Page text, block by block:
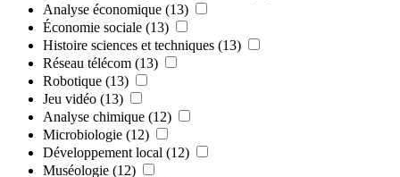
Analyse économique (13)
Économie sociale (13)
Histoire sciences et techniques (13)
Réseau télécom (13)
Robotique (13)
Jeu vidéo (13)
Analyse chimique (12)
Microbiologie (12)
Développement local (12)
Muséologie (12)